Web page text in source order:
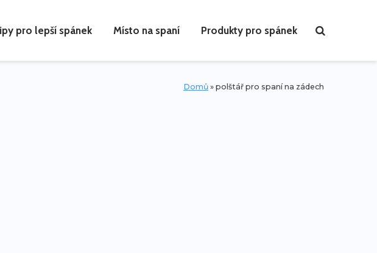
pro lepší spánek Místo na spaní Produkty pro spánek
Domů » polštář pro spaní na zádech